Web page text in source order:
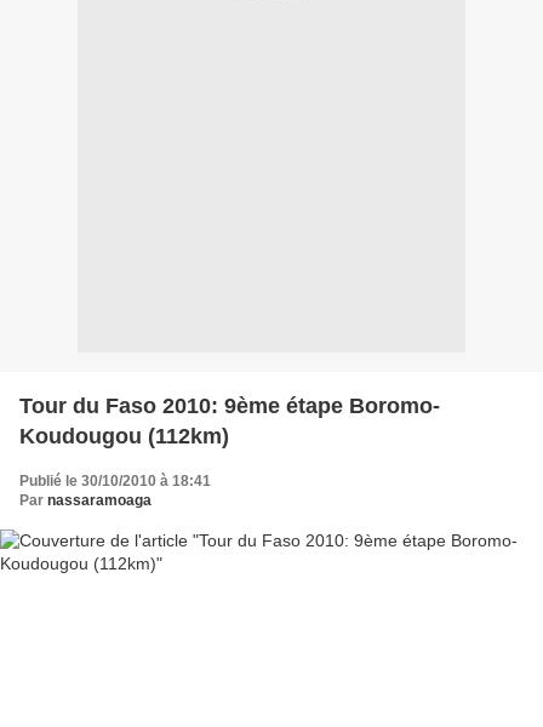
Tour du Faso 2010: 9ème étape Boromo-
Koudougou (112km)
Publié le 30/10/2010 à 18:41
Par nassaramoaga